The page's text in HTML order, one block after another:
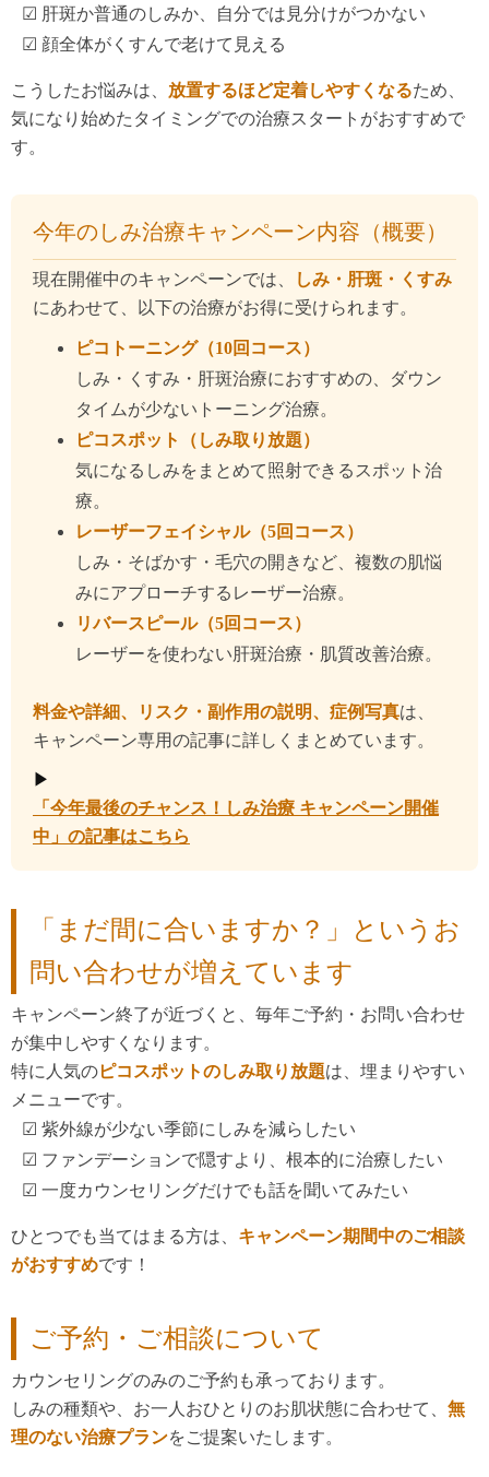
☑︎ 肝斑か普通のしみか、自分では見分けがつかない
☑︎ 顔全体がくすんで老けて見える
こうしたお悩みは、 放置するほど定着しやすくなるため、
気になり始めたタイミングでの治療スタートがおすすめで
す。
今年のしみ治療キャンペーン内容（概要）
現在開催中のキャンペーンでは、
しみ・肝斑・くすみ
にあわせて、以下の治療がお得に受けられます。
ピコトーニング（10回コース）
しみ・くすみ・肝斑治療におすすめの、ダウン
タイムが少ないトーニング治療。
ピコスポット（しみ取り放題）
気になるしみをまとめて照射できるスポット治
療。
レーザーフェイシャル（5回コース）
しみ・そばかす・毛穴の開きなど、複数の肌悩
みにアプローチするレーザー治療。
リバースピール（5回コース）
レーザーを使わない肝斑治療・肌質改善治療。
料金や詳細、リスク・副作用の説明、症例写真は、
キャンペーン専用の記事に詳しくまとめています。
▶︎
「今年最後のチャンス！しみ治療 キャンペーン開催
中」の記事はこちら
「まだ間に合いますか？」というお
問い合わせが増えています
キャンペーン終了が近づくと、毎年ご予約・お問い合わせ
が集中しやすくなります。
特に人気のピコスポットのしみ取り放題は、埋まりやすい
メニューです。
☑︎ 紫外線が少ない季節にしみを減らしたい
☑︎ ファンデーションで隠すより、根本的に治療したい
☑︎ 一度カウンセリングだけでも話を聞いてみたい
ひとつでも当てはまる方は、 キャンペーン期間中のご相談
がおすすめです！
ご予約・ご相談について
カウンセリングのみのご予約も承っております。
しみの種類や、お一人おひとりのお肌状態に合わせて、 無
理のない治療プランをご提案いたします。